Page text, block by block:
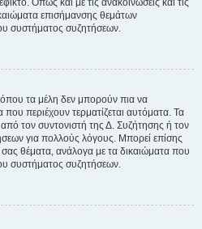
Όπως και με τις ανακοινώσεις και τις
επισήμανσης θεμάτων
συστήματος συζητήσεων.
όπου τα μέλη δεν μπορούν πια να
περιέχουν τερματίζεται αυτόματα. Τα
τον συντονιστή της Δ. Συζήτησης ή τον
για πολλούς λόγους. Μπορεί επίσης
σας θέματα, ανάλογα με τα δικαιώματα που
συστήματος συζητήσεων.